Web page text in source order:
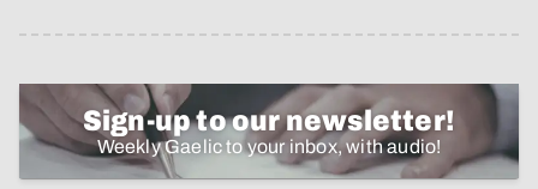
Sign-up to our newsletter!
Weekly Gaelic to your inbox, with audio!